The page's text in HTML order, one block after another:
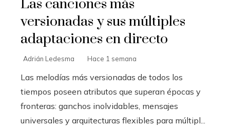
Las canciones más
versionadas y sus múltiples
adaptaciones en directo
Adrián Ledesma Hace 1 semana
Las melodías más versionadas de todos los
tiempos poseen atributos que superan épocas y
fronteras: ganchos inolvidables, mensajes
universales y arquitecturas flexibles para múltipl...